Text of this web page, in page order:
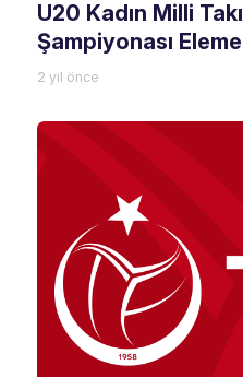
U20 Kadın Milli
Şampiyonası
2 yıl önce